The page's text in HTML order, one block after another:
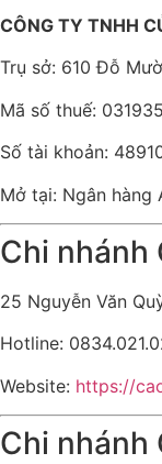
CÔNG TY TNHH
Trụ sở: 610 Đỗ
Mã số thuế:
Số tài khoản:
Mở tại: Ngân hàng
Chi nhánh
25 Nguyễn Văn
Hotline:
Website: https://
Chi nhánh